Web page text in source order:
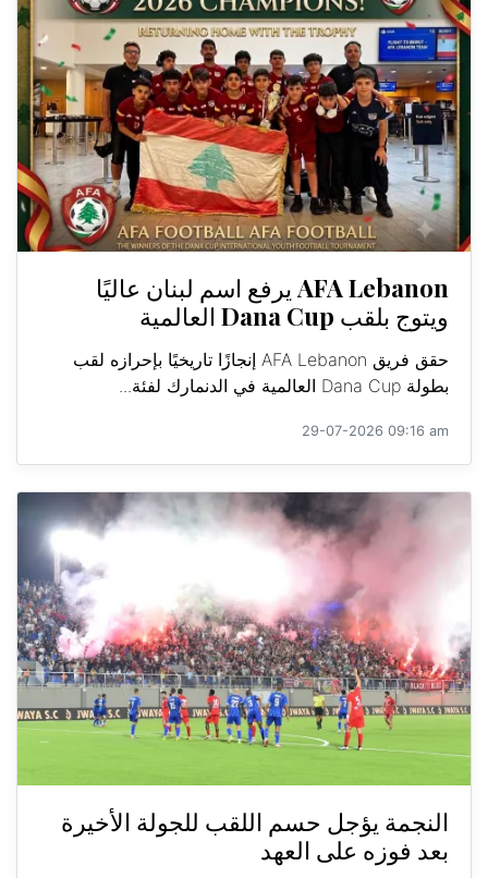
AFA Lebanon يرفع اسم لبنان عاليًا
ويتوج بلقب Dana Cup العالمية
حقق فريق AFA Lebanon إنجازًا تاريخيًا بإحرازه لقب
بطولة Dana Cup العالمية في الدنمارك لفئة...
29-07-2026 09:16 am
النجمة يؤجل حسم اللقب للجولة الأخيرة
بعد فوزه على العهد